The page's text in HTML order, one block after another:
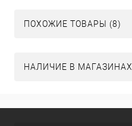
ПОХОЖИЕ ТОВАРЫ (8)
НАЛИЧИЕ В МАГАЗИНАХ